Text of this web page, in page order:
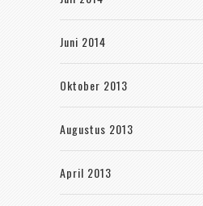
Juni 2014
Oktober 2013
Augustus 2013
April 2013